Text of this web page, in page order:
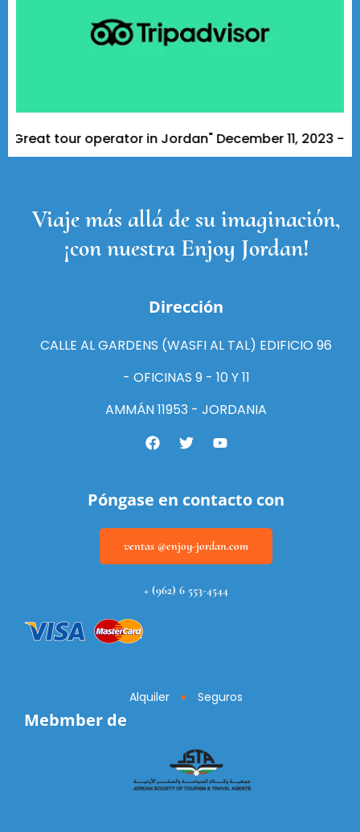
tour operator in Jordan" December 11, 2023 - A
Viaje más allá de su imaginación,
¡con nuestra Enjoy Jordan!
Dirección
CALLE AL GARDENS (WASFI AL TAL) EDIFICIO 96
- OFICINAS 9 - 10 Y 11
AMMÁN 11953 - JORDANIA
Póngase en contacto con
ventas @enjoy-jordan.com
+ (962) 6 553-4544
Alquiler Seguros
Mebmber de